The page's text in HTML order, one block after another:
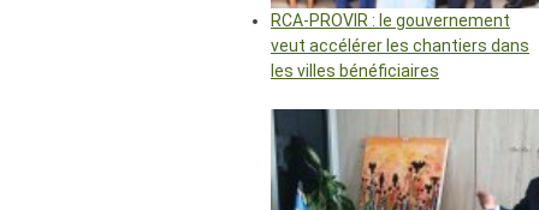
RCA-PROVIR : le gouvernement
veut accélérer les chantiers dans
les villes bénéficiaires